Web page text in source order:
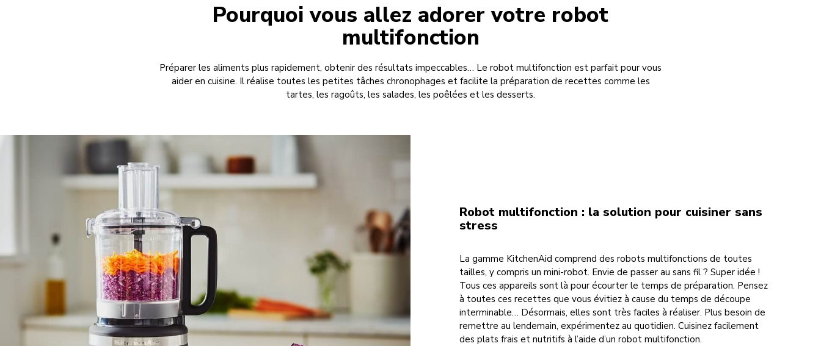
Pourquoi vous allez adorer votre robot
multifonction
Préparer les aliments plus rapidement, obtenir des résultats impeccables… Le robot multifonction est parfait pour vous
aider en cuisine. Il réalise toutes les petites tâches chronophages et facilite la préparation de recettes comme les
tartes, les ragoûts, les salades, les poêlées et les desserts.
Robot multifonction : la solution pour cuisiner sans
stress
La gamme KitchenAid comprend des robots multifonctions de toutes
tailles, y compris un mini-robot. Envie de passer au sans fil ? Super idée !
Tous ces appareils sont là pour écourter le temps de préparation. Pensez
à toutes ces recettes que vous évitiez à cause du temps de découpe
interminable… Désormais, elles sont très faciles à réaliser. Plus besoin de
remettre au lendemain, expérimentez au quotidien. Cuisinez facilement
des plats frais et nutritifs à l’aide d’un robot multifonction.